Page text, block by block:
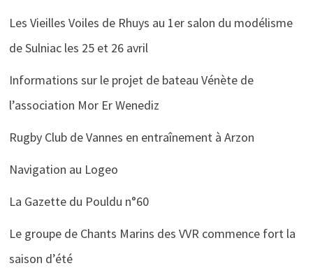
Les Vieilles Voiles de Rhuys au 1er salon du modélisme
de Sulniac les 25 et 26 avril
Informations sur le projet de bateau Vénète de
l’association Mor Er Wenediz
Rugby Club de Vannes en entraînement à Arzon
Navigation au Logeo
La Gazette du Pouldu n°60
Le groupe de Chants Marins des VVR commence fort la
saison d’été